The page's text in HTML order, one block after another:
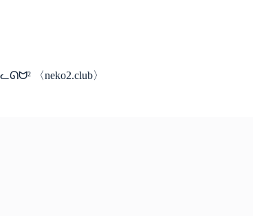
へ
ᓚᘏᗢ² 〈neko2.club〉